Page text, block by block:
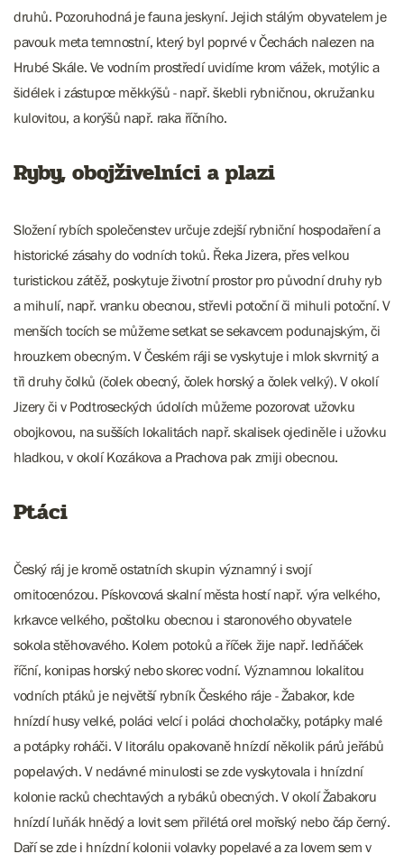
druhů. Pozoruhodná je fauna jeskyní. Jejich stálým obyvatelem je
pavouk meta temnostní, který byl poprvé v Čechách nalezen na
Hrubé Skále. Ve vodním prostředí uvidíme krom vážek, motýlic a
šidélek i zástupce měkkýšů - např. škebli rybničnou, okružanku
kulovitou, a korýšů např. raka říčního.
Ryby, obojživelníci a plazi
Složení rybích společenstev určuje zdejší rybniční hospodaření a
historické zásahy do vodních toků. Řeka Jizera, přes velkou
turistickou zátěž, poskytuje životní prostor pro původní druhy ryb
a mihulí, např. vranku obecnou, střevli potoční či mihuli potoční. V
menších tocích se můžeme setkat se sekavcem podunajským, či
hrouzkem obecným. V Českém ráji se vyskytuje i mlok skvrnitý a
tři druhy čolků (čolek obecný, čolek horský a čolek velký). V okolí
Jizery či v Podtroseckých údolích můžeme pozorovat užovku
obojkovou, na sušších lokalitách např. skalisek ojediněle i užovku
hladkou, v okolí Kozákova a Prachova pak zmiji obecnou.
Ptáci
Český ráj je kromě ostatních skupin významný i svojí
ornitocenózou. Pískovcová skalní města hostí např. výra velkého,
krkavce velkého, poštolku obecnou i staronového obyvatele
sokola stěhovavého. Kolem potoků a říček žije např. ledňáček
říční, konipas horský nebo skorec vodní. Významnou lokalitou
vodních ptáků je největší rybník Českého ráje - Žabakor, kde
hnízdí husy velké, poláci velcí i poláci chocholačky, potápky malé
a potápky roháči. V litorálu opakovaně hnízdí několik párů jeřábů
popelavých. V nedávné minulosti se zde vyskytovala i hnízdní
kolonie racků chechtavých a rybáků obecných. V okolí Žabakoru
hnízdí luňák hnědý a lovit sem přilétá orel mořský nebo čáp černý.
Daří se zde i hnízdní kolonii volavky popelavé a za lovem sem v